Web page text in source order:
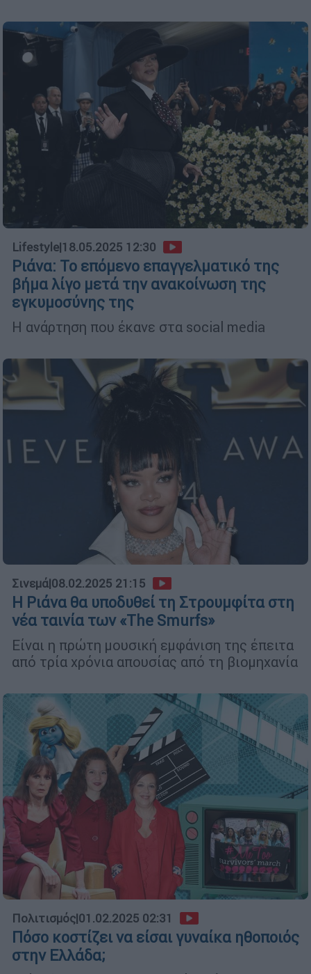
Lifestyle|18.05.2025 12:30
Ριάνα: Το επόμενο επαγγελματικό της
βήμα λίγο μετά την ανακοίνωση της
εγκυμοσύνης της
Η ανάρτηση που έκανε στα social media
Σινεμά|08.02.2025 21:15
Η Ριάνα θα υποδυθεί τη Στρουμφίτα στη
νέα ταινία των «The Smurfs»
Είναι η πρώτη μουσική εμφάνιση της έπειτα
από τρία χρόνια απουσίας από τη βιομηχανία
Πολιτισμός|01.02.2025 02:31
Πόσο κοστίζει να είσαι γυναίκα ηθοποιός
στην Ελλάδα;